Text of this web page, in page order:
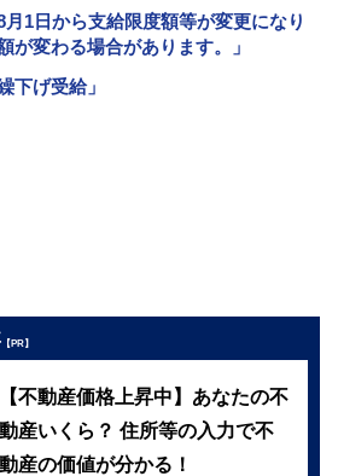
1日から支給限度額等が変更になり
が変わる場合があります。」
下げ受給」
【PR】
【不動産価格上昇中】あなたの不
動産いくら？ 住所等の入力で不
動産の価値が分かる！